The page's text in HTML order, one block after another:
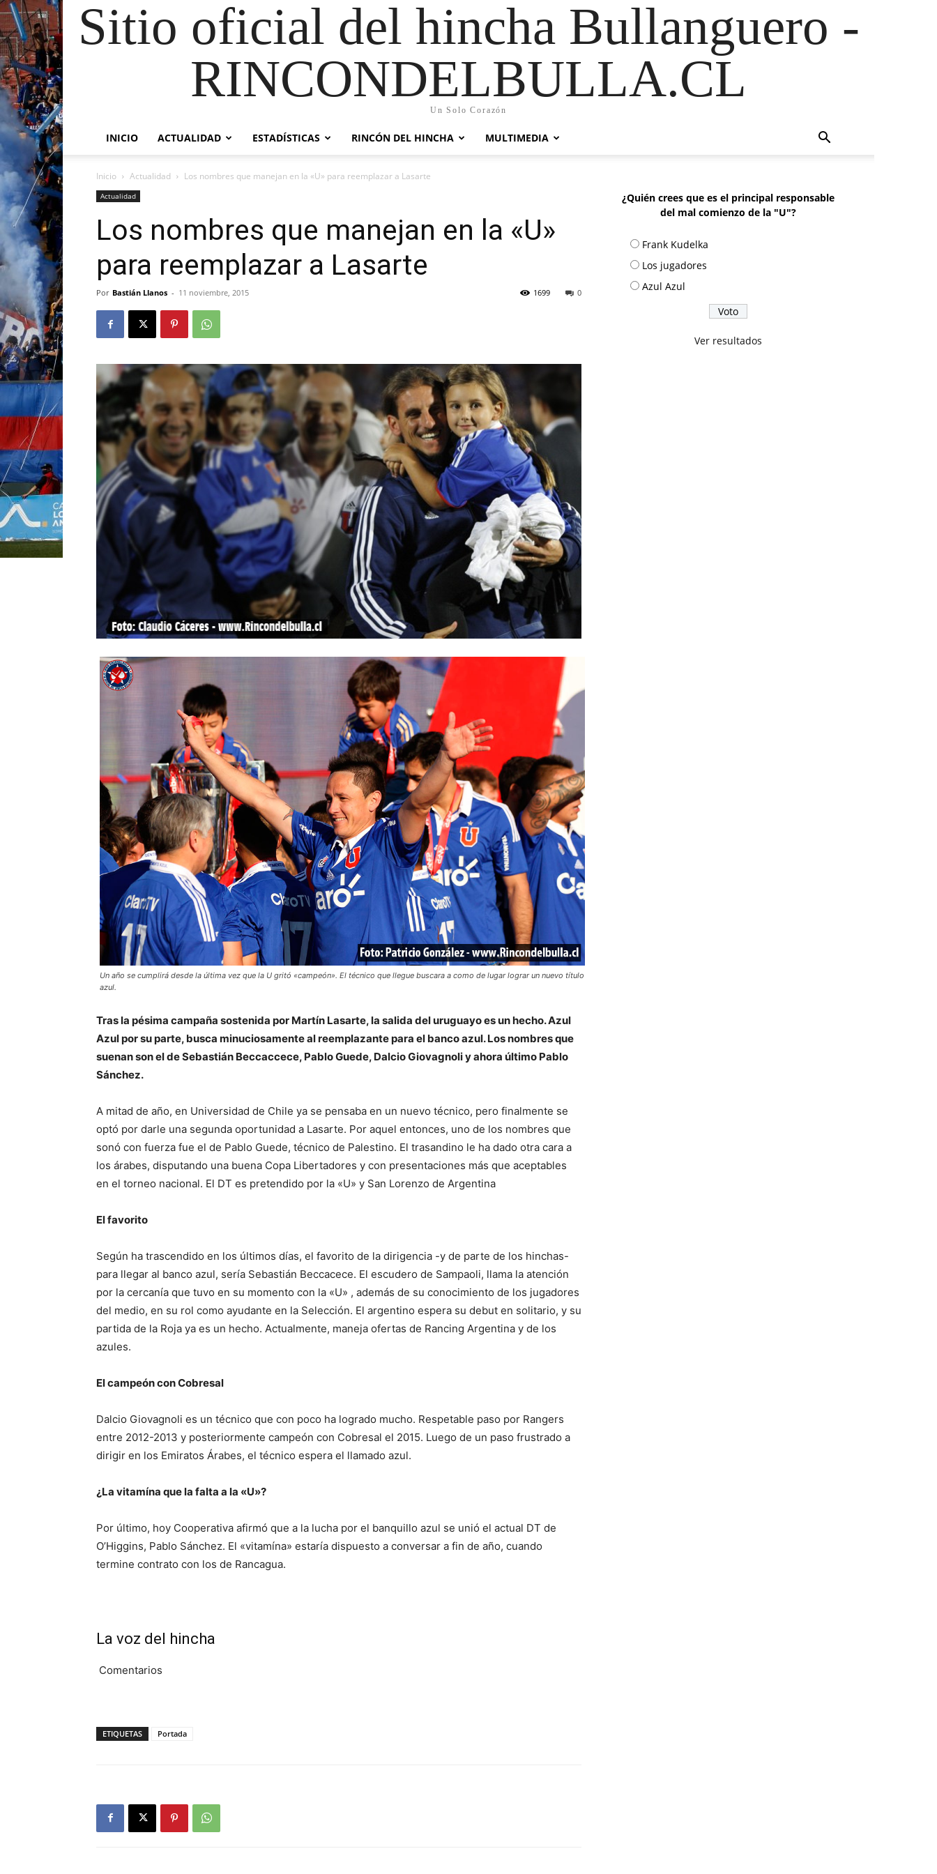
Sitio oficial del hincha Bullanguero -
RINCONDELBULLA.CL
Un Solo Corazón
INICIO ACTUALIDAD ESTADÍSTICAS RINCÓN DEL HINCHA MULTIMEDIA
Inicio Actualidad Los nombres que manejan en la «U» para reemplazar a Lasarte
Actualidad
Los nombres que manejan en la «U»
para reemplazar a Lasarte
Por Bastián Llanos - 11 noviembre, 2015 0
1699
Un año se cumplirá desde la última vez que la U gritó «campeón». El técnico que llegue buscara a como de lugar lograr un nuevo título
azul.
Tras la pésima campaña sostenida por Martín Lasarte, la salida del uruguayo es un hecho. Azul
Azul por su parte, busca minuciosamente al reemplazante para el banco azul. Los nombres que
suenan son el de Sebastián Beccaccece, Pablo Guede, Dalcio Giovagnoli y ahora último Pablo
Sánchez.
A mitad de año, en Universidad de Chile ya se pensaba en un nuevo técnico, pero finalmente se
optó por darle una segunda oportunidad a Lasarte. Por aquel entonces, uno de los nombres que
sonó con fuerza fue el de Pablo Guede, técnico de Palestino. El trasandino le ha dado otra cara a
los árabes, disputando una buena Copa Libertadores y con presentaciones más que aceptables
en el torneo nacional. El DT es pretendido por la «U» y San Lorenzo de Argentina
El favorito
Según ha trascendido en los últimos días, el favorito de la dirigencia -y de parte de los hinchas-
para llegar al banco azul, sería Sebastián Beccacece. El escudero de Sampaoli, llama la atención
por la cercanía que tuvo en su momento con la «U» , además de su conocimiento de los jugadores
del medio, en su rol como ayudante en la Selección. El argentino espera su debut en solitario, y su
partida de la Roja ya es un hecho. Actualmente, maneja ofertas de Rancing Argentina y de los
azules.
El campeón con Cobresal
Dalcio Giovagnoli es un técnico que con poco ha logrado mucho. Respetable paso por Rangers
entre 2012-2013 y posteriormente campeón con Cobresal el 2015. Luego de un paso frustrado a
dirigir en los Emiratos Árabes, el técnico espera el llamado azul.
¿La vitamína que la falta a la «U»?
Por último, hoy Cooperativa afirmó que a la lucha por el banquillo azul se unió el actual DT de
O’Higgins, Pablo Sánchez. El «vitamína» estaría dispuesto a conversar a fin de año, cuando
termine contrato con los de Rancagua.
La voz del hincha
Comentarios
ETIQUETAS Portada
¿Quién crees que es el principal responsable
del mal comienzo de la "U"?
Frank Kudelka
Los jugadores
Azul Azul
Ver resultados